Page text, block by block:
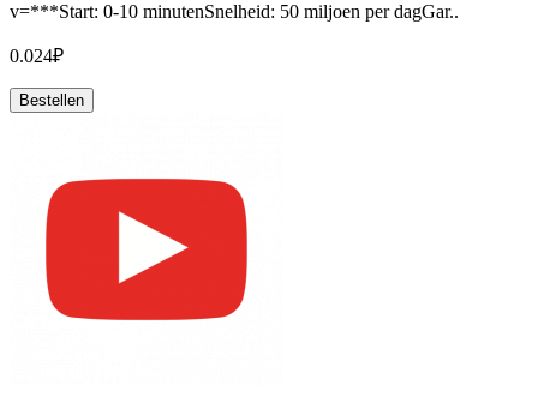
v=***Start: 0-10 minutenSnelheid: 50 miljoen per dagGar..
0.024₽
Bestellen